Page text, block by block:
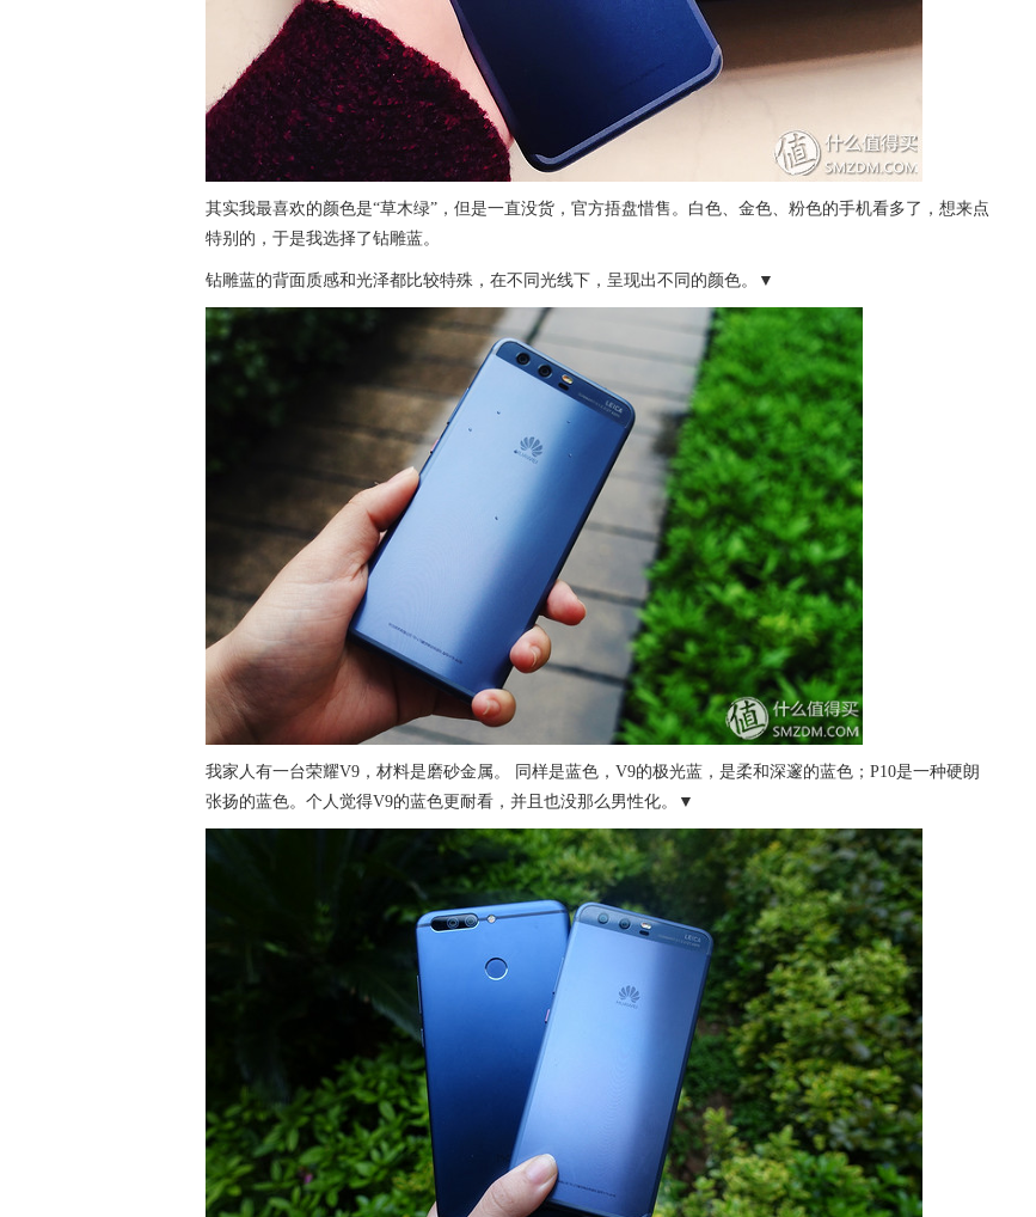
其实我最喜欢的颜色是“草木绿”，但是一直没货，官方捂盘惜售。白色、金色、粉色的手机看多了，想来点
特别的，于是我选择了钻雕蓝。
钻雕蓝的背面质感和光泽都比较特殊，在不同光线下，呈现出不同的颜色。▼
我家人有一台荣耀V9，材料是磨砂金属。 同样是蓝色，V9的极光蓝，是柔和深邃的蓝色；P10是一种硬朗
张扬的蓝色。个人觉得V9的蓝色更耐看，并且也没那么男性化。▼